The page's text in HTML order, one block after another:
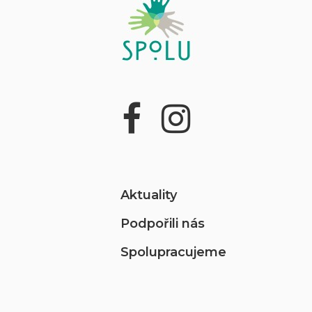
Aktuality
Podpořili nás
Spolupracujeme